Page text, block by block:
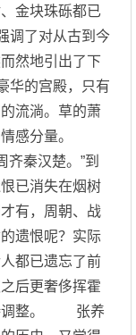
金块珠砾都已
调了对从古到今
然地引出了下
华的宫殿，只有
流淌。草的萧
的情感分量。
齐秦汉楚。”到
已消失在烟树
有，周朝、战
遗恨呢？实际
都已遗忘了前
后更奢侈挥霍
待调整。 张养